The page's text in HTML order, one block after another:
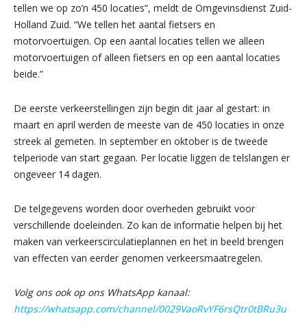
tellen we op zo’n 450 locaties”, meldt de Omgevinsdienst Zuid-
Holland Zuid. “We tellen het aantal fietsers en
motorvoertuigen. Op een aantal locaties tellen we alleen
motorvoertuigen of alleen fietsers en op een aantal locaties
beide.”
De eerste verkeerstellingen zijn begin dit jaar al gestart: in
maart en april werden de meeste van de 450 locaties in onze
streek al gemeten. In september en oktober is de tweede
telperiode van start gegaan. Per locatie liggen de telslangen er
ongeveer 14 dagen.
De telgegevens worden door overheden gebruikt voor
verschillende doeleinden. Zo kan de informatie helpen bij het
maken van verkeerscirculatieplannen en het in beeld brengen
van effecten van eerder genomen verkeersmaatregelen.
Volg ons ook op ons WhatsApp kanaal:
https://whatsapp.com/channel/0029VaoRvYF6rsQtr0tBRu3u